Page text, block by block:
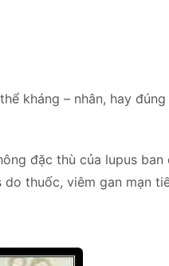
kháng – nhân, hay
đặc thù của lupus
thuốc, viêm gan mạn